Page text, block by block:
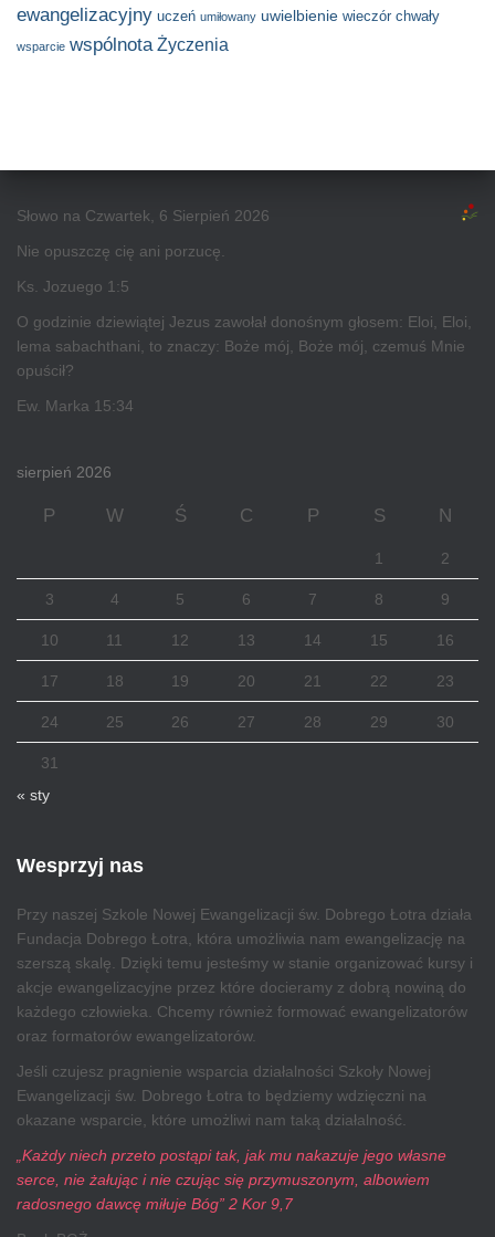
ewangelizacyjny uczeń umiłowany uwielbienie wieczór chwały
wsparcie wspólnota Życzenia
Słowo na Czwartek, 6 Sierpień 2026
Nie opuszczę cię ani porzucę.
Ks. Jozuego 1:5
O godzinie dziewiątej Jezus zawołał donośnym głosem: Eloi, Eloi,
lema sabachthani, to znaczy: Boże mój, Boże mój, czemuś Mnie
opuścił?
Ew. Marka 15:34
sierpień 2026
P W Ś C P S N
1 2
3 4 5 6 7 8 9
10 11 12 13 14 15 16
17 18 19 20 21 22 23
24 25 26 27 28 29 30
31
« sty
Wesprzyj nas
Przy naszej Szkole Nowej Ewangelizacji św. Dobrego Łotra działa
Fundacja Dobrego Łotra, która umożliwia nam ewangelizację na
szerszą skalę. Dzięki temu jesteśmy w stanie organizować kursy i
akcje ewangelizacyjne przez które docieramy z dobrą nowiną do
każdego człowieka. Chcemy również formować ewangelizatorów
oraz formatorów ewangelizatorów.
Jeśli czujesz pragnienie wsparcia działalności Szkoły Nowej
Ewangelizacji św. Dobrego Łotra to będziemy wdzięczni na
okazane wsparcie, które umożliwi nam taką działalność.
„Każdy niech przeto postąpi tak, jak mu nakazuje jego własne
serce, nie żałując i nie czując się przymuszonym, albowiem
radosnego dawcę miłuje Bóg” 2 Kor 9,7